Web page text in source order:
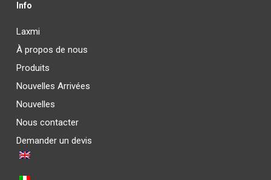
Info
Laxmi
À propos de nous
Produits
Nouvelles Arrivées
Nouvelles
Nous contacter
Demander un devis